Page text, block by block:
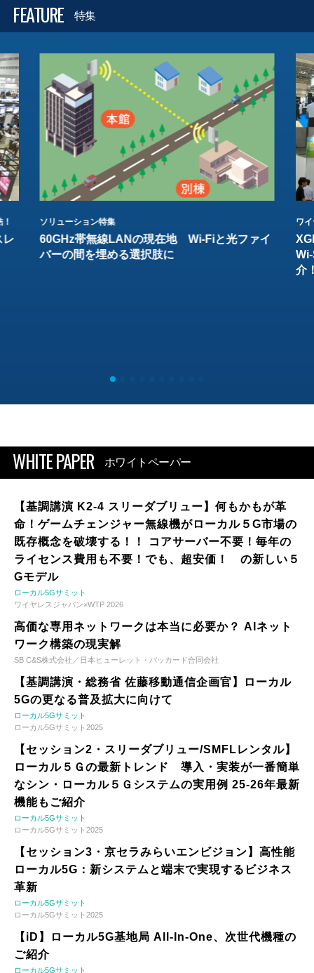
FEATURE 特集
レ
ソリューション特集
60GHz帯無線LANの現在地 Wi-Fiと光ファイ
バーの間を埋める選択肢に
ワ
介
WHITE PAPER ホワイトペーパー
【基調講演 K2-4 スリーダブリュー】何もかもが革
命！ゲームチェンジャー無線機がローカル５G市場の
既存概念を破壊する！！ コアサーバー不要！毎年の
ライセンス費用も不要！でも、超安価！ の新しい５
Gモデル
ローカル5Gサミット
ワイヤレスジャパン×WTP 2026
高価な専用ネットワークは本当に必要か？ AIネット
ワーク構築の現実解
SB C&S株式会社／日本ヒューレット・パッカード合同会社
【基調講演・総務省 佐藤移動通信企画官】ローカル
5Gの更なる普及拡大に向けて
ローカル5Gサミット
ローカル5Gサミット2025
【セッション2・スリーダブリュー/SMFLレンタル】
ローカル５Ｇの最新トレンド 導入・実装が一番簡単
なシン・ローカル５Ｇシステムの実用例 25-26年最新
機能もご紹介
ローカル5Gサミット
ローカル5Gサミット2025
【セッション3・京セラみらいエンビジョン】高性能
ローカル5G：新システムと端末で実現するビジネス
革新
ローカル5Gサミット
ローカル5Gサミット2025
【iD】ローカル5G基地局 All-In-One、次世代機種の
ご紹介
ローカル5Gサミット